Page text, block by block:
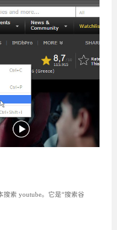
索 youtube。它是“搜索谷